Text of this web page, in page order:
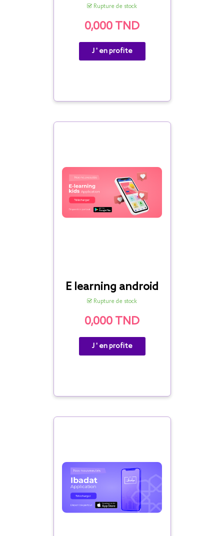
Rupture de stock
0,000 TND
J ' en profite
E learning android
Rupture de stock
0,000 TND
J ' en profite